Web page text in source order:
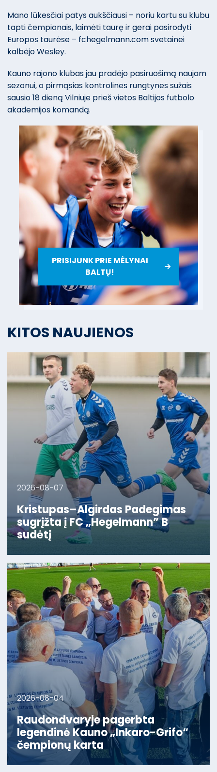
Mano lūkesčiai patys aukščiausi – noriu kartu su klubu
tapti čempionais, laimėti taurę ir gerai pasirodyti
Europos taurėse – fchegelmann.com svetainei
kalbėjo Wesley.
Kauno rajono klubas jau pradėjo pasiruošimą naujam
sezonui, o pirmąsias kontrolines rungtynes sužais
sausio 18 dieną Vilniuje prieš vietos Baltijos futbolo
akademijos komandą.
PRISIJUNK PRIE MĖLYNAI
BALTŲ!
KITOS NAUJIENOS
2026-08-07
Kristupas–Algirdas Padegimas
sugrįžta į FC „Hegelmann” B
sudėtį
2026-08-04
Raudondvaryje pagerbta
legendinė Kauno „Inkaro-Grifo“
čempionų karta